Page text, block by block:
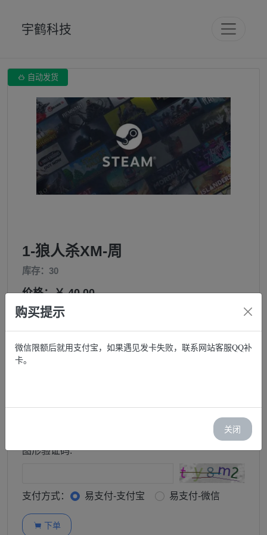
宇鹤科技
 自动发货
1-狼人杀XM-周
库存：30
价格：￥ 40.00
邮箱:
购买:
订单查询密码:
图形验证码:
支付方式： 易支付-支付宝 易支付-微信
 下单
购买提示
微信限额后就用支付宝，如果遇见发卡失败，联系网站客服QQ补
卡。
关闭